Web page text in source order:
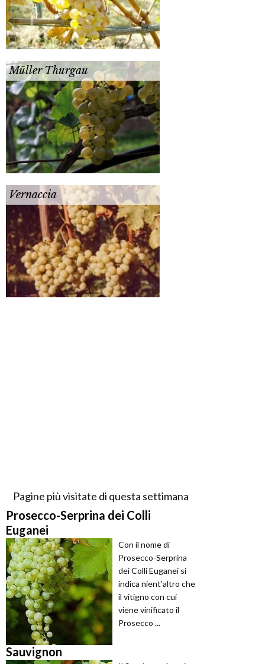
Müller Thurgau
Vernaccia
Pagine più visitate di questa settimana
Prosecco-Serprina dei Colli
Euganei
Con il nome di
Prosecco-Serprina
dei Colli Euganei si
indica nient'altro che
il vitigno con cui
viene vinificato il
Prosecco ...
Sauvignon